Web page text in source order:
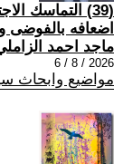
(39) التماسك
اضعافه بالفوضى
ماجد احمد
2026 / 8 / 6
مواضيع وابحاث